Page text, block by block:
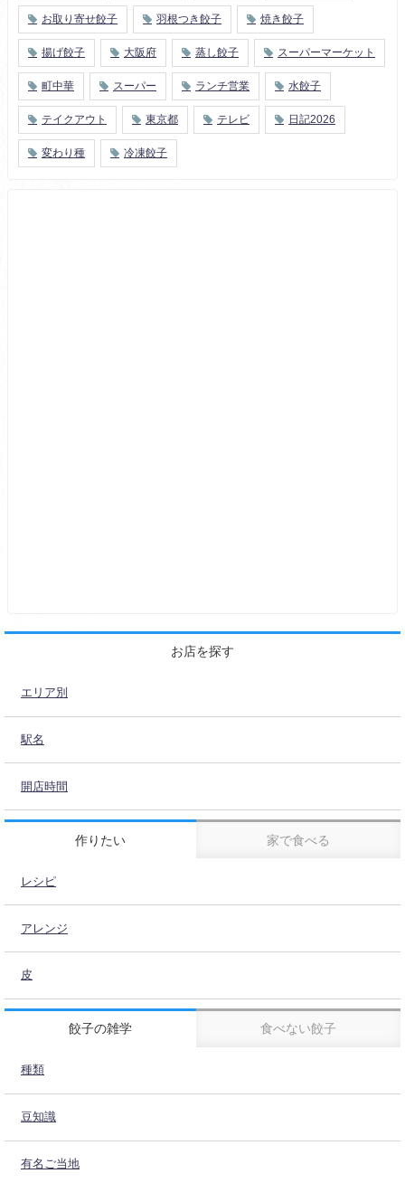
お取り寄せ餃子 羽根つき餃子 焼き餃子
揚げ餃子 大阪府 蒸し餃子 スーパーマーケット
町中華 スーパー ランチ営業 水餃子
テイクアウト 東京都 テレビ 日記2026
変わり種 冷凍餃子
お店を探す
エリア別
駅名
開店時間
作りたい 家で食べる
レシピ
アレンジ
皮
餃子の雑学 食べない餃子
種類
豆知識
有名ご当地